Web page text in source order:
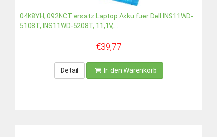
04K8YH, 092NCT ersatz Laptop Akku fuer Dell INS11WD-
5108T, INS11WD-5208T, 11,1V,...
€39,77
Detail In den Warenkorb